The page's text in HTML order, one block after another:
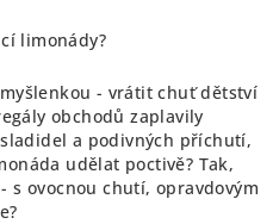
k
v
ý
p
i
s
limonády?
- vrátit chuť dětství
obchodů zaplavily
a podivných příchutí,
udělat poctivě? Tak,
s ovocnou chutí, opravdovým